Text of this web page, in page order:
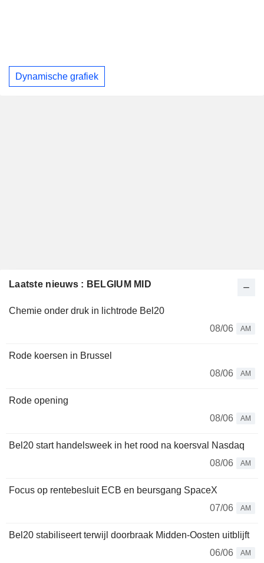
Dynamische grafiek
Laatste nieuws : BELGIUM MID
Chemie onder druk in lichtrode Bel20
08/06
AM
Rode koersen in Brussel
08/06
AM
Rode opening
08/06
AM
Bel20 start handelsweek in het rood na koersval Nasdaq
08/06
AM
Focus op rentebesluit ECB en beursgang SpaceX
07/06
AM
Bel20 stabiliseert terwijl doorbraak Midden-Oosten uitblijft
06/06
AM